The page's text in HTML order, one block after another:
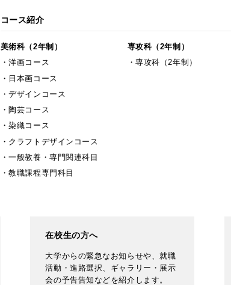
コース紹介
美術科（2年制）
洋画コース
日本画コース
デザインコース
陶芸コース
染織コース
クラフトデザインコース
一般教養・専門関連科目
教職課程専門科目
専攻科（2年制）
専攻科（2年制）
在校生の方へ
大学からの緊急なお知らせや、就職
活動・進路選択、ギャラリー・展示
会の予告告知などを紹介します。